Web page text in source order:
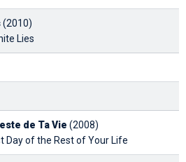
(2010)
Lies
de Ta Vie (2008)
Day of the Rest of Your Life